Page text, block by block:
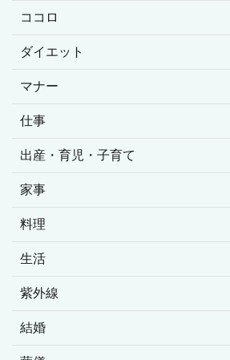
ココロ
ダイエット
マナー
仕事
出産・育児・子育て
家事
料理
生活
紫外線
結婚